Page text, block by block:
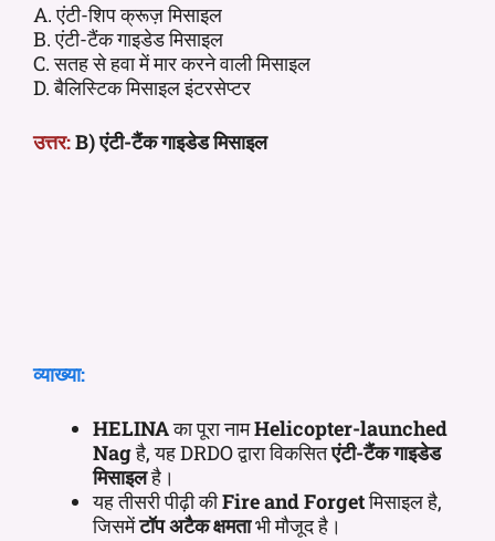
A. एंटी-शिप क्रूज़ मिसाइल
B. एंटी-टैंक गाइडेड मिसाइल
C. सतह से हवा में मार करने वाली मिसाइल
D. बैलिस्टिक मिसाइल इंटरसेप्टर
उत्तर:B) एंटी-टैंक गाइडेड मिसाइल
व्याख्या:
HELINAका पूरा नामHelicopter-launched
Nagहै, यह DRDO द्वारा विकसितएंटी-टैंक गाइडेड
मिसाइलहै।
यह तीसरी पीढ़ी कीFire and Forgetमिसाइल है,
जिसमेंटॉप अटैक क्षमताभी मौजूद है।